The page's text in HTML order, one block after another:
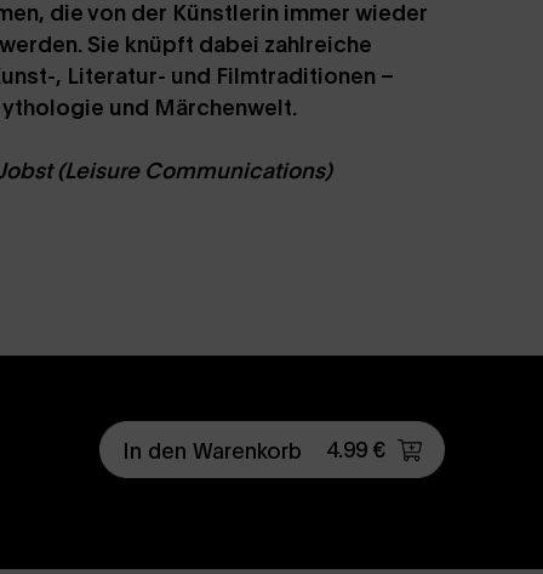
die von der Künstlerin immer wieder
Sie knüpft dabei zahlreiche
, Literatur- und Filmtraditionen –
und Märchenwelt.
(Leisure Communications)
In den Warenkorb 4.99 €